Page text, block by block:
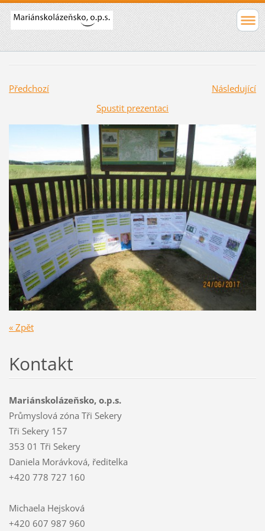
Předchozí
Následující
Spustit prezentaci
« Zpět
Kontakt
Mariánskolázeňsko, o.p.s.
Průmyslová zóna Tři Sekery
Tři Sekery 157
353 01 Tři Sekery
Daniela Morávková, ředitelka
+420 778 727 160
Michaela Hejsková
+420 607 987 960